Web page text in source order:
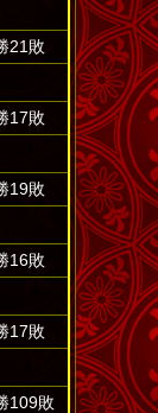
21敗
17敗
19敗
16敗
17敗
109敗